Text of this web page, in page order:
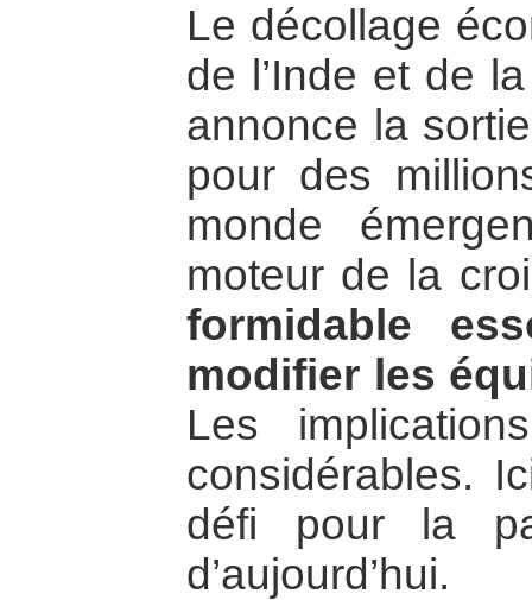
Le décollage
de l’Inde et de
annonce la
pour des
monde
moteur de la
formidable
modifier les
Les
considérables.
défi pour la
d’aujourd’hui.